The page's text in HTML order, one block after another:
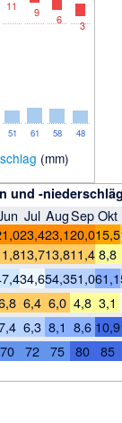
51
11
61
9
58
6
48
3
(mm)
und -
Jul AugSep Okt
23,423,120,015,5
13,713,811,4 8,8
34,654,351,061,1
6,4 6,0 4,8 3,1
6,3 8,1 8,6 10,9
70 72 75 80 85